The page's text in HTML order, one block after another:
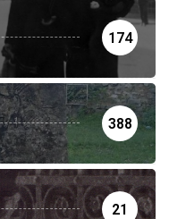
174
388
21